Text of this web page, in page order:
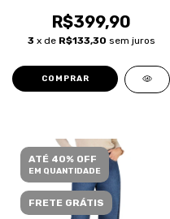
R$399,90
3 x de R$133,30 sem juros
COMPRAR
ATÉ 40% OFF
EM QUANTIDADE
FRETE GRÁTIS